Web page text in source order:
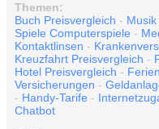
Themen:
Buch Preisvergleich -
Spiele Computerspiele -
Kontaktlinsen -
Kreuzfahrt Preisvergleich -
Hotel Preisvergleich -
Versicherungen -
- Handy-Tarife -
Chatbot